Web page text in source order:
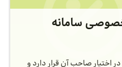
سامانه
اختیار صاحب آن قرار دارد و